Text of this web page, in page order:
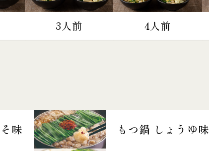
3人前 4人前
味 もつ鍋 しょうゆ味